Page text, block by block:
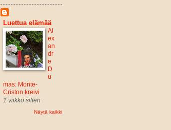
Luettua elämää
Al
ex
an
dr
e
D
u
mas: Monte-
Criston kreivi
1 viikko sitten
Näytä kaikki